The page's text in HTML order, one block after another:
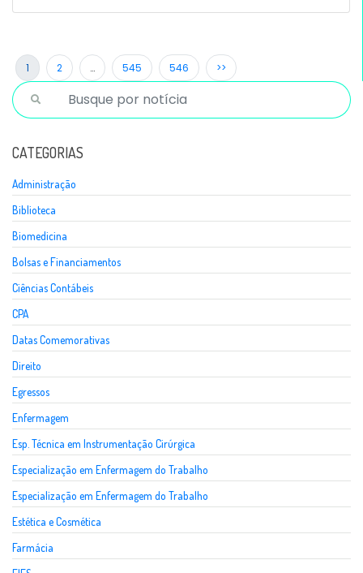
1 2 … 545 546 >>
CATEGORIAS
Administração
Biblioteca
Biomedicina
Bolsas e Financiamentos
Ciências Contábeis
CPA
Datas Comemorativas
Direito
Egressos
Enfermagem
Esp. Técnica em Instrumentação Cirúrgica
Especialização em Enfermagem do Trabalho
Especialização em Enfermagem do Trabalho
Estética e Cosmética
Farmácia